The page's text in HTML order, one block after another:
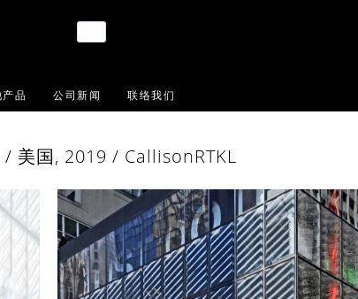
品 公司新闻 联络我们
美国, 2019 / CallisonRTKL